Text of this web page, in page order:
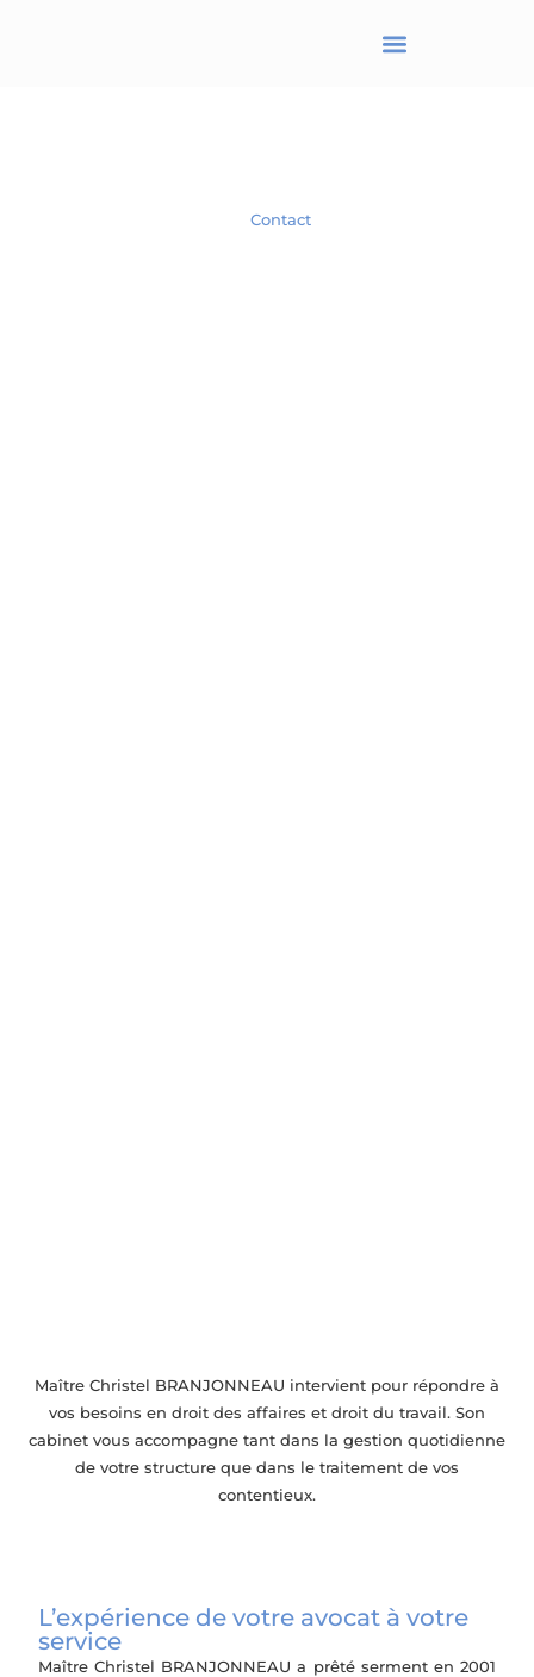
Contact
Maître Christel BRANJONNEAU intervient pour répondre à
vos besoins en droit des affaires et droit du travail. Son
cabinet vous accompagne tant dans la gestion quotidienne
de votre structure que dans le traitement de vos
contentieux.
L’expérience de votre avocat à votre
service
Maître Christel BRANJONNEAU a prêté serment en 2001